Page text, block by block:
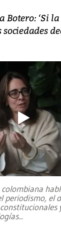
Botero: ‘Si
periodismo, el
...